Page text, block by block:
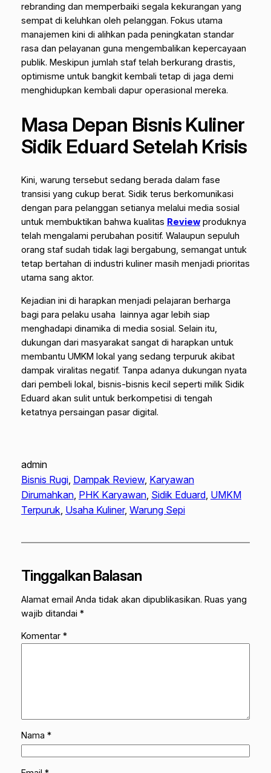
rebranding dan memperbaiki segala kekurangan yang
sempat di keluhkan oleh pelanggan. Fokus utama
manajemen kini di alihkan pada peningkatan standar
rasa dan pelayanan guna mengembalikan kepercayaan
publik. Meskipun jumlah staf telah berkurang drastis,
optimisme untuk bangkit kembali tetap di jaga demi
menghidupkan kembali dapur operasional mereka.
Masa Depan Bisnis Kuliner
Sidik Eduard Setelah Krisis
Kini, warung tersebut sedang berada dalam fase
transisi yang cukup berat. Sidik terus berkomunikasi
dengan para pelanggan setianya melalui media sosial
untuk membuktikan bahwa kualitas Reviewproduknya
telah mengalami perubahan positif. Walaupun sepuluh
orang staf sudah tidak lagi bergabung, semangat untuk
tetap bertahan di industri kuliner masih menjadi prioritas
utama sang aktor.
Kejadian ini di harapkan menjadi pelajaran berharga
bagi para pelaku usaha lainnya agar lebih siap
menghadapi dinamika di media sosial. Selain itu,
dukungan dari masyarakat sangat di harapkan untuk
membantu UMKM lokal yang sedang terpuruk akibat
dampak viralitas negatif. Tanpa adanya dukungan nyata
dari pembeli lokal, bisnis-bisnis kecil seperti milik Sidik
Eduard akan sulit untuk berkompetisi di tengah
ketatnya persaingan pasar digital.
admin
Bisnis Rugi, Dampak Review, Karyawan
Dirumahkan, PHK Karyawan, Sidik Eduard, UMKM
Terpuruk, Usaha Kuliner, Warung Sepi
Tinggalkan Balasan
Alamat email Anda tidak akan dipublikasikan. Ruas yang
wajib ditandai *
Komentar *
Nama *